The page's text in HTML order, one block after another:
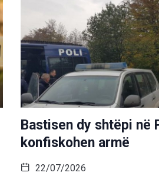
Bastisen dy shtëpi në
konfiskohen armë
22/07/2026